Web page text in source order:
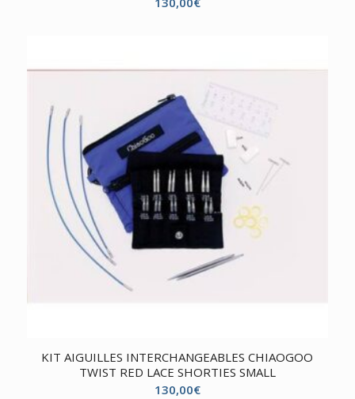
KIT AIGUILLES INTERCHANGEABLES CHIAOGOO
TWIST RED LACE SHORTIES SMALL
130,00€